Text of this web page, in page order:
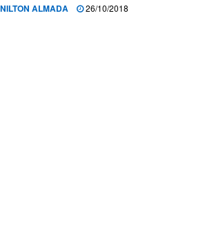
NILTON ALMADA 26/10/2018